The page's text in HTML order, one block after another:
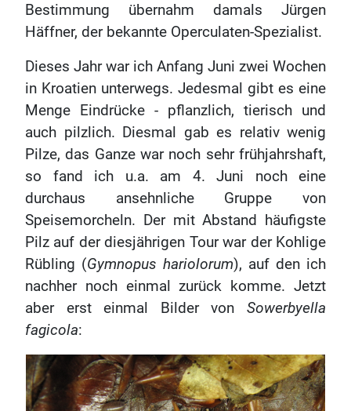
Bestimmung übernahm damals Jürgen
Häffner, der bekannte Operculaten-Spezialist.
Dieses Jahr war ich Anfang Juni zwei Wochen
in Kroatien unterwegs. Jedesmal gibt es eine
Menge Eindrücke - pflanzlich, tierisch und
auch pilzlich. Diesmal gab es relativ wenig
Pilze, das Ganze war noch sehr frühjahrshaft,
so fand ich u.a. am 4. Juni noch eine
durchaus ansehnliche Gruppe von
Speisemorcheln. Der mit Abstand häufigste
Pilz auf der diesjährigen Tour war der Kohlige
Rübling (Gymnopus hariolorum), auf den ich
nachher noch einmal zurück komme. Jetzt
aber erst einmal Bilder von Sowerbyella
fagicola: